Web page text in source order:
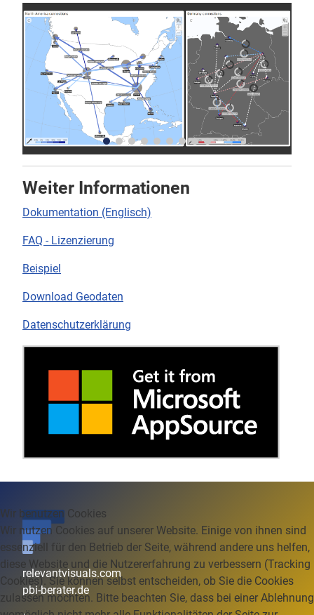
Weiter Informationen
Dokumentation (Englisch)
FAQ - Lizenzierung
Beispiel
Download Geodaten
Datenschutzerklärung
relevantvisuals.com
pbi-berater.de
Wir benutzen Cookies
Wir nutzen Cookies auf unserer Website. Einige von ihnen sind
essenziell für den Betrieb der Seite, während andere uns helfen,
diese Website und die Nutzererfahrung zu verbessern (Tracking
Cookies). Sie können selbst entscheiden, ob Sie die Cookies
zulassen möchten. Bitte beachten Sie, dass bei einer Ablehnung